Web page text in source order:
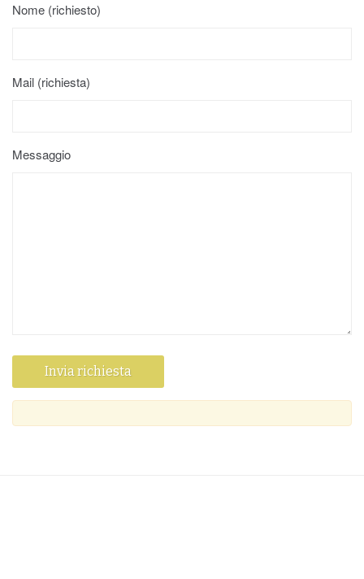
Nome (richiesto)
Mail (richiesta)
Messaggio